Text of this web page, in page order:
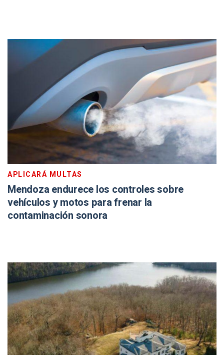
APLICARÁ MULTAS
Mendoza endurece los controles sobre
vehículos y motos para frenar la
contaminación sonora